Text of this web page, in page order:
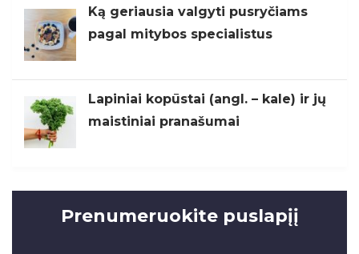
Ką geriausia valgyti pusryčiams
pagal mitybos specialistus
Lapiniai kopūstai (angl. – kale) ir jų
maistiniai pranašumai
Prenumeruokite puslapįį